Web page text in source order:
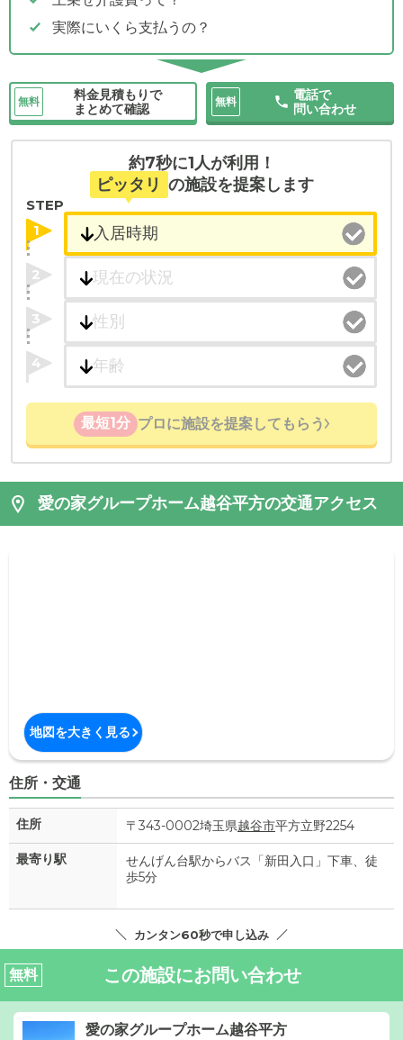
実際にいくら支払うの？
無料
料金見積もりで
まとめて確認
無料
電話で
問い合わせ
約7秒に1人が利用！
ピッタリ の施設を提案します
STEP
1
2
3
4
最短1分 プロに施設を提案してもらう
愛の家グループホーム越谷平方の交通アクセス
地図を大きく見る
住所・交通
住所 〒343-0002埼玉県越谷市平方立野2254
最寄り駅
せんげん台駅からバス「新田入口」下車、徒
歩5分
カンタン60秒で申し込み
無料 この施設にお問い合わせ
愛の家グループホーム越谷平方